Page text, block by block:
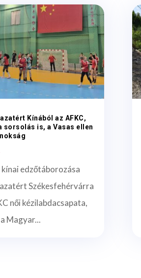
Kínából az AFKC,
sorsolás is, a Vasas ellen
edzőtáborozása
Székesfehérvárra
női kézilabdacsapata,
Magyar...